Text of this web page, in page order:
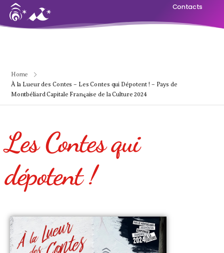
Contacts
Home
À la Lueur des Contes – Les Contes qui Dépotent ! – Pays de
Montbéliard Capitale Française de la Culture 2024
Les Contes qui
dépotent !